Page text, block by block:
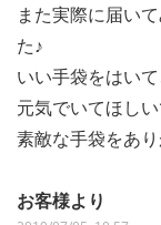
また実際に届い
た♪
いい手袋をはい
元気でいてほし
素敵な手袋をあ
お客様より